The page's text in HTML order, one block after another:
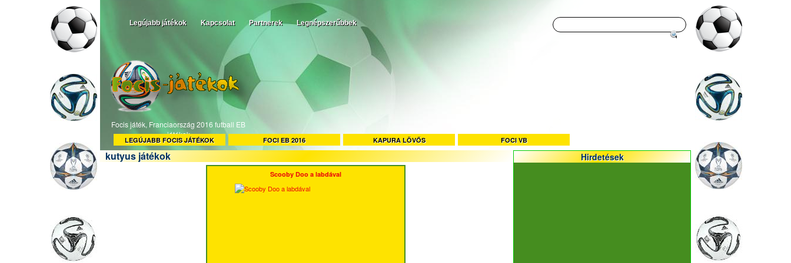
Legújabb játékok Kapcsolat Partnerek Legnépszerűbbek
Focis játék, Franciaország 2016 futball EB
játékok
LEGÚJABB FOCIS JÁTÉKOK FOCI EB 2016 KAPURA LÖVŐS FOCI VB
kutyus játékok
Scooby Doo a labdával
Hirdetések